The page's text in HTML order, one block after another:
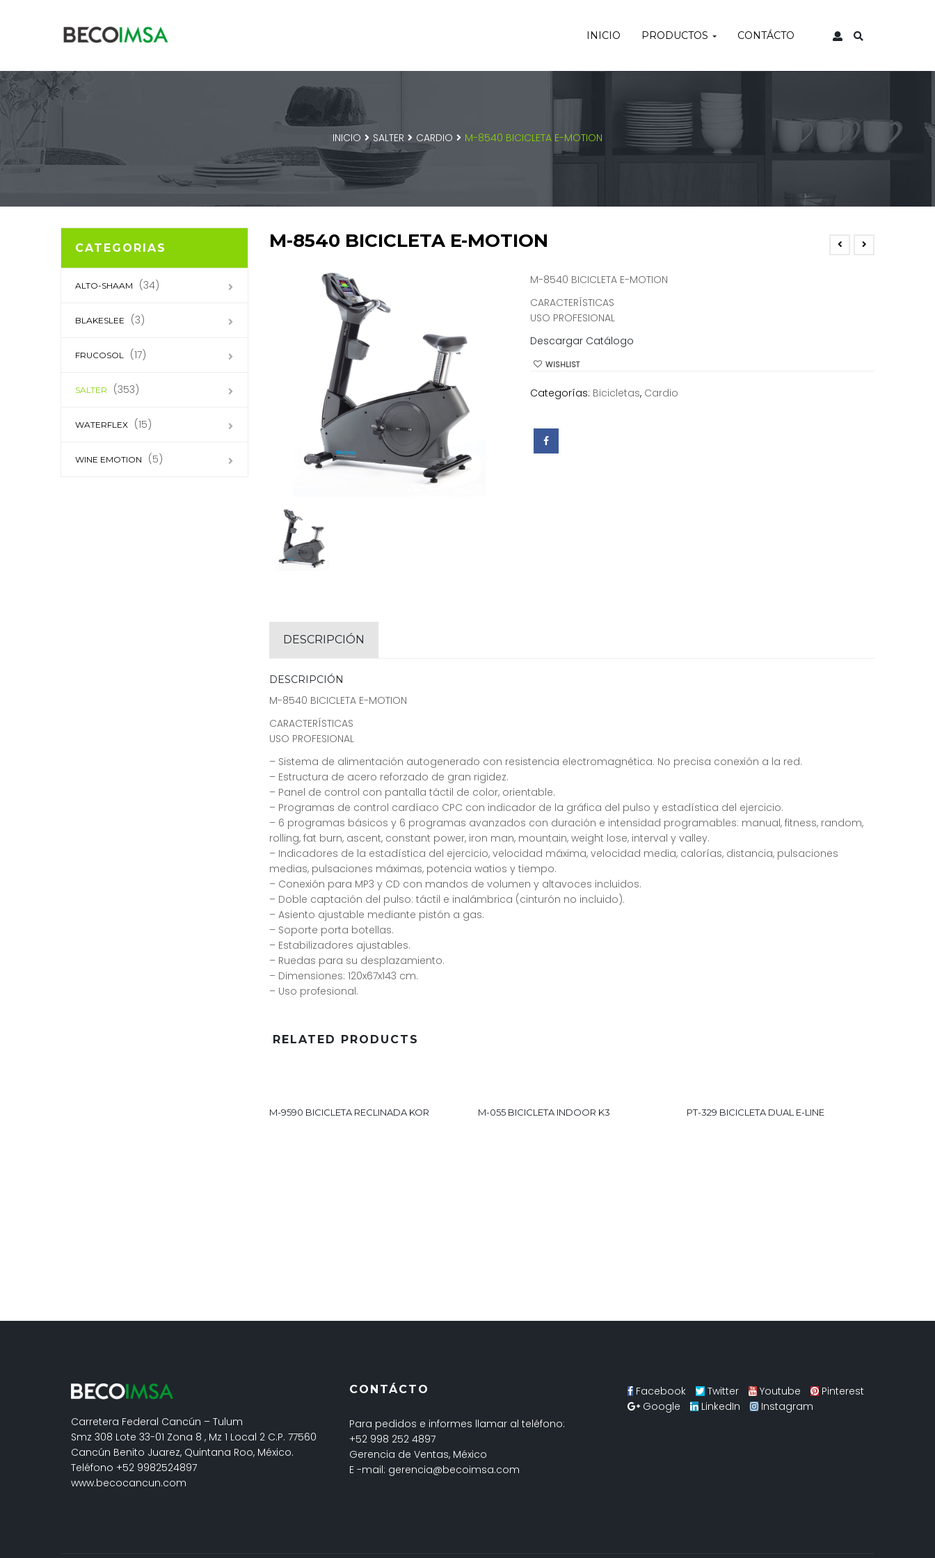
INICIO PRODUCTOS CONTÁCTO
INICIO SALTER CARDIO M-8540 BICICLETA E-MOTION
CATEGORIAS
ALTO-SHAAM (34)
BLAKESLEE (3)
FRUCOSOL (17)
SALTER (353)
WATERFLEX (15)
WINE EMOTION (5)
M-8540 BICICLETA E-MOTION
M-8540 BICICLETA E-MOTION
CARACTERÍSTICAS
USO PROFESIONAL
Descargar Catálogo
WISHLIST
Categorías: Bicicletas, Cardio
DESCRIPCIÓN
DESCRIPCIÓN
M-8540 BICICLETA E-MOTION
CARACTERÍSTICAS
USO PROFESIONAL
– Sistema de alimentación autogenerado con resistencia electromagnética. No precisa conexión a la red.
– Estructura de acero reforzado de gran rigidez.
– Panel de control con pantalla táctil de color, orientable.
– Programas de control cardíaco CPC con indicador de la gráfica del pulso y estadística del ejercicio.
– 6 programas básicos y 6 programas avanzados con duración e intensidad programables: manual, fitness, random,
rolling, fat burn, ascent, constant power, iron man, mountain, weight lose, interval y valley.
– Indicadores de la estadística del ejercicio, velocidad máxima, velocidad media, calorías, distancia, pulsaciones
medias, pulsaciones máximas, potencia watios y tiempo.
– Conexión para MP3 y CD con mandos de volumen y altavoces incluidos.
– Doble captación del pulso: táctil e inalámbrica (cinturón no incluido).
– Asiento ajustable mediante pistón a gas.
– Soporte porta botellas.
– Estabilizadores ajustables.
– Ruedas para su desplazamiento.
– Dimensiones: 120x67x143 cm.
– Uso profesional.
RELATED PRODUCTS
M-9590 BICICLETA RECLINADA KOR M-055 BICICLETA INDOOR K3 PT-329 BICICLETA DUAL E-LINE
Carretera Federal Cancún – Tulum
Smz 308 Lote 33-01 Zona 8 , Mz 1 Local 2 C.P. 77560
Cancún Benito Juarez, Quintana Roo, México.
Teléfono +52 9982524897
www.becocancun.com
CONTÁCTO
Para pedidos e informes llamar al teléfono:
+52 998 252 4897
Gerencia de Ventas, México
E -mail: gerencia@becoimsa.com
Facebook Twitter Youtube
Pinterest
Google
LinkedIn Instagram